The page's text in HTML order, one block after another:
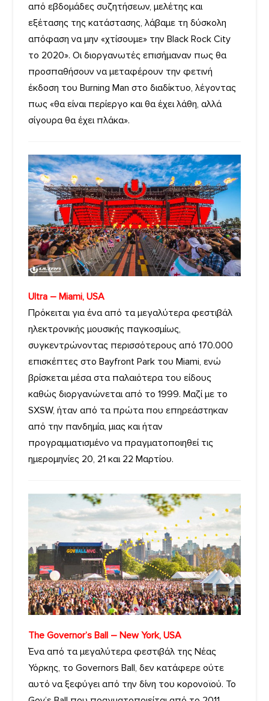
από εβδομάδες συζητήσεων, μελέτης και
εξέτασης της κατάστασης, λάβαμε τη δύσκολη
απόφαση να μην «χτίσουμε» την Black Rock City
το 2020». Οι διοργανωτές επισήμαναν πως θα
προσπαθήσουν να μεταφέρουν την φετινή
έκδοση του Burning Man στο διαδίκτυο, λέγοντας
πως «θα είναι περίεργο και θα έχει λάθη, αλλά
σίγουρα θα έχει πλάκα».
Ultra – Miami, USA
Πρόκειται για ένα από τα μεγαλύτερα φεστιβάλ
ηλεκτρονικής μουσικής παγκοσμίως,
συγκεντρώνοντας περισσότερους από 170.000
επισκέπτες στο Bayfront Park του Miami, ενώ
βρίσκεται μέσα στα παλαιότερα του είδους
καθώς διοργανώνεται από το 1999. Μαζί με το
SXSW, ήταν από τα πρώτα που επηρεάστηκαν
από την πανδημία, μιας και ήταν
προγραμματισμένο να πραγματοποιηθεί τις
ημερομηνίες 20, 21 και 22 Μαρτίου.
The Governor’s Ball – New York, USA
Ένα από τα μεγαλύτερα φεστιβάλ της Νέας
Υόρκης, το Governors Ball, δεν κατάφερε ούτε
αυτό να ξεφύγει από την δίνη του κορονοϊού. Το